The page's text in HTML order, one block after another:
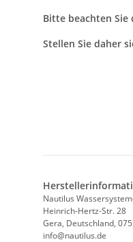
Bitte beachten Sie
Stellen Sie daher
Nautilus
Heinrich-Hertz-Str. 28
Gera, Deutschland,
info@nautilus.de